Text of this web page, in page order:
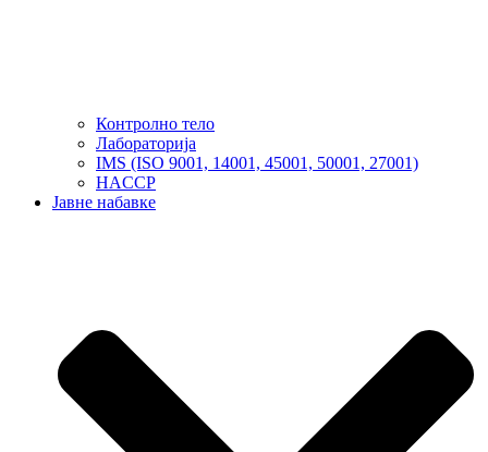
Контролно тело
Лабораторија
IMS (ISO 9001, 14001, 45001, 50001, 27001)
HACCP
Јавне набавке